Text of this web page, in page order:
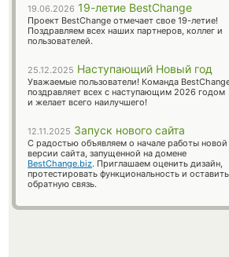
19.06.2026 19-летие BestChange
Проект BestChange отмечает свое 19-летие!
Поздравляем всех наших партнеров, коллег и
пользователей.
25.12.2025 Наступающий Новый год
Уважаемые пользователи! Команда
поздравляет всех с наступающим 2026 годом
и желает всего наилучшего!
12.11.2025 Запуск нового сайта
С радостью объявляем о начале работы новой
версии сайта, запущенной на домене
BestChange.biz. Приглашаем оценить дизайн,
протестировать функциональность и оставить
обратную связь.